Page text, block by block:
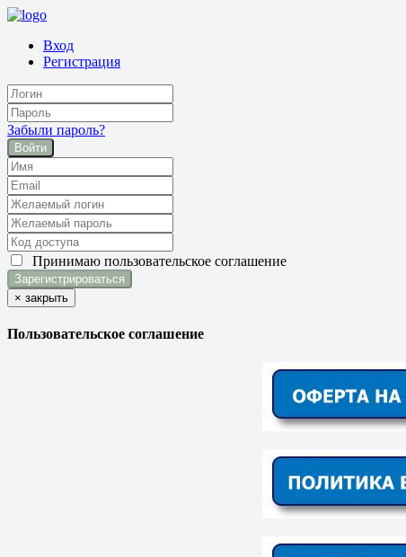
Вход
Регистрация
Забыли пароль?
Войти
Принимаю пользовательское соглашение
× закрыть
Пользовательское соглашение